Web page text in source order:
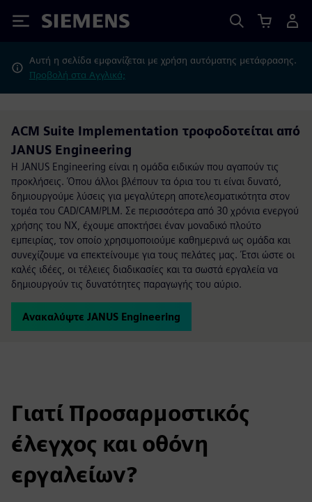
Siemens
Αυτή η σελίδα εμφανίζεται με χρήση αυτόματης μετάφρασης.
Προβολή στα Αγγλικά;
ACM Suite Implementation τροφοδοτείται από
JANUS Engineering
Η JANUS Engineering είναι η ομάδα ειδικών που αγαπούν τις
προκλήσεις. Όπου άλλοι βλέπουν τα όρια του τι είναι δυνατό,
δημιουργούμε λύσεις για μεγαλύτερη αποτελεσματικότητα στον
τομέα του CAD/CAM/PLM. Σε περισσότερα από 30 χρόνια ενεργού
χρήσης του NX, έχουμε αποκτήσει έναν μοναδικό πλούτο
εμπειρίας, τον οποίο χρησιμοποιούμε καθημερινά ως ομάδα και
συνεχίζουμε να επεκτείνουμε για τους πελάτες μας. Έτσι ώστε οι
καλές ιδέες, οι τέλειες διαδικασίες και τα σωστά εργαλεία να
δημιουργούν τις δυνατότητες παραγωγής του αύριο.
Ανακαλύψτε JANUS Engineering
Γιατί Προσαρμοστικός
έλεγχος και οθόνη
εργαλείων?